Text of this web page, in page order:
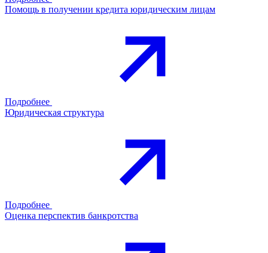
Помощь в получении кредита юридическим лицам
Подробнее
Юридическая структура
Подробнее
Оценка перспектив банкротства